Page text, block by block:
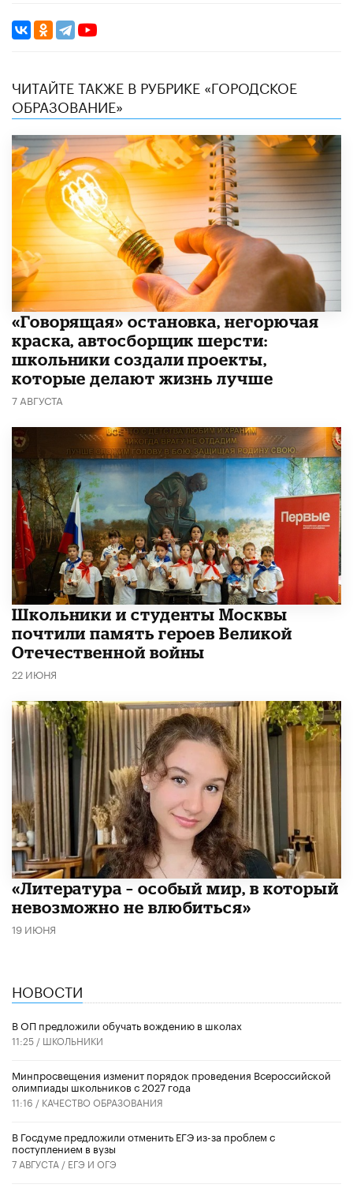
ЧИТАЙТЕ ТАКЖЕ В РУБРИКЕ «ГОРОДСКОЕ
ОБРАЗОВАНИЕ»
​«Говорящая» остановка, негорючая
краска, автосборщик шерсти:
школьники создали проекты,
которые делают жизнь лучше
7 АВГУСТА
Школьники и студенты Москвы
почтили память героев Великой
Отечественной войны
22 ИЮНЯ
​«Литература – особый мир, в который
невозможно не влюбиться»
19 ИЮНЯ
НОВОСТИ
В ОП предложили обучать вождению в школах
11:25 / ШКОЛЬНИКИ
Минпросвещения изменит порядок проведения Всероссийской
олимпиады школьников с 2027 года
11:16 / КАЧЕСТВО ОБРАЗОВАНИЯ
В Госдуме предложили отменить ЕГЭ из-за проблем с
поступлением в вузы
7 АВГУСТА / ЕГЭ И ОГЭ